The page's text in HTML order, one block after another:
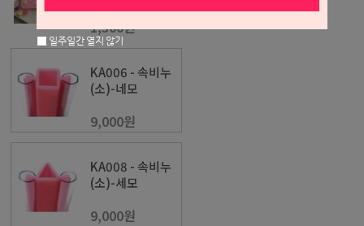
1,300원
KA006 - 속비누
(소)-네모
9,000원
KA008 - 속비누
(소)-세모
9,000원
일주일간 열지 않기